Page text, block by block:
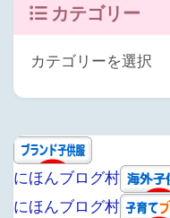
カテゴリー
にほんブログ村
にほんブログ村